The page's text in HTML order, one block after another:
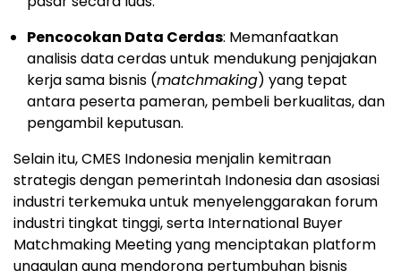
Pencocokan Data Cerdas: Memanfaatkan
analisis data cerdas untuk mendukung penjajakan
kerja sama bisnis (matchmaking) yang tepat
antara peserta pameran, pembeli berkualitas, dan
pengambil keputusan.
Selain itu, CMES Indonesia menjalin kemitraan
strategis dengan pemerintah Indonesia dan asosiasi
industri terkemuka untuk menyelenggarakan forum
industri tingkat tinggi, serta International Buyer
Matchmaking Meeting yang menciptakan platform
unggulan guna mendorong pertumbuhan bisnis